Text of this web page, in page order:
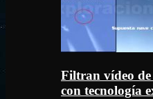
Filtran vídeo de
con tecnología